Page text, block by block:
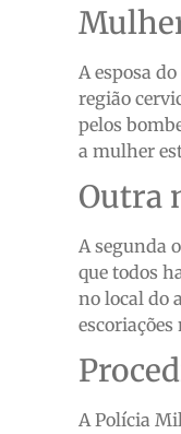
A esposa
região
pelos
a mulher
Outra
A segunda
que todos
no local do
A Polícia